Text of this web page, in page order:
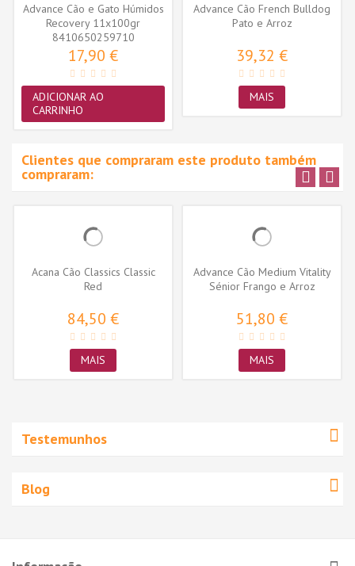
Advance Cão e Gato Húmidos
Recovery 11x100gr
8410650259710
17,90 €
ADICIONAR AO
CARRINHO
Advance Cão French Bulldog
Pato e Arroz
39,32 €
MAIS
Clientes que compraram este produto também
compraram:
Acana Cão Classics Classic
Red
84,50 €
MAIS
Advance Cão Medium Vitality
Sénior Frango e Arroz
51,80 €
MAIS
Testemunhos
Blog